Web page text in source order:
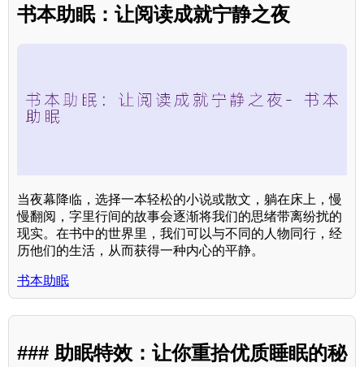
书本助眠：让阅读成就宁静之夜
当夜幕降临，选择一本轻松的小说或散文，躺在床上，慢
慢翻阅，字里行间的故事会逐渐将我们的思绪带离纷扰的
现实。在书中的世界里，我们可以与不同的人物同行，经
历他们的生活，从而获得一种内心的平静。
书本助眠
### 助眠特效：让你重拾优质睡眠的秘